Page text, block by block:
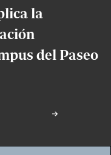
la
del Paseo